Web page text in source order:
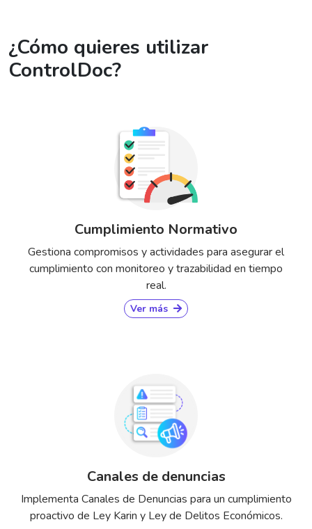
¿Cómo quieres utilizar
ControlDoc?
Cumplimiento Normativo
Gestiona compromisos y actividades para asegurar el
cumplimiento con monitoreo y trazabilidad en tiempo
real.
Ver más
Canales de denuncias
Implementa Canales de Denuncias para un cumplimiento
proactivo de Ley Karin y Ley de Delitos Económicos.